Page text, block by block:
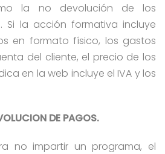
la no devolución de los
Si la acción formativa incluye
en formato físico, los gastos
del cliente, el precio de los
en la web incluye el IVA y los
DE PAGOS.
no impartir un programa, el